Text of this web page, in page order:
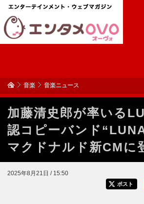
音楽 音楽ニュース
加藤清史郎が率いる
認コピーバンド
マクドナルド新CMに
2025年8月21日 / 15:50
ポスト